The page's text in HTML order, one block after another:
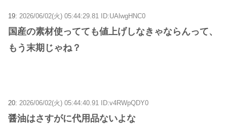
19: 2026/06/02(火) 05:44:29.81 ID:UAlwgHNC0
国産の素材使ってても値上げしなきゃならんって、
もう末期じゃね？
20: 2026/06/02(火) 05:44:40.91 ID:v4RWpQDY0
醤油はさすがに代用品ないよな